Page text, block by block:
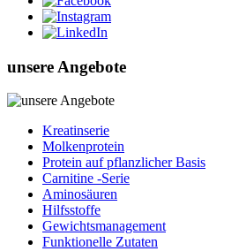
unsere Angebote
Kreatinserie
Molkenprotein
Protein auf pflanzlicher Basis
Carnitine -Serie
Aminosäuren
Hilfsstoffe
Gewichtsmanagement
Funktionelle Zutaten